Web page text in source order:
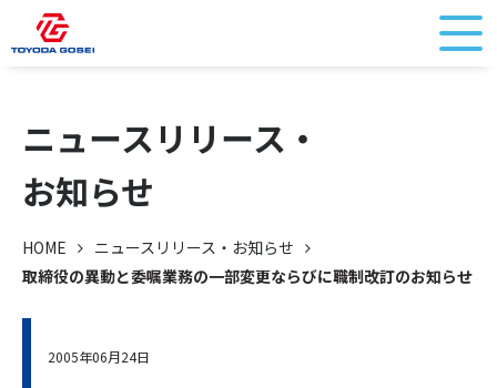
ニュースリリース・
お知らせ
HOME
ニュースリリース・お知らせ
取締役の異動と委嘱業務の一部変更ならびに職制改訂のお知らせ
2005年06月24日